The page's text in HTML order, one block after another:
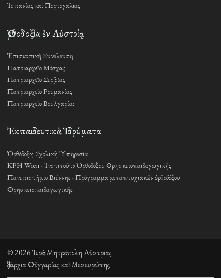
Ἱσπανίας καὶ Πορτογαλίας
Ὀρθοδοξία ἐν Αὐστρίᾳ
Ἐπισκοπικὴ Συνέλευση
Πατριαρχεῖο Μόσχας
Πατριαρχεῖο Σερβίας
Πατριαρχεῖο Ρουμανίας
Πατριαρχεῖο Βουλγαρίας
Ἐκπαιδευτικὰ Ἱδρύματα
Ὀρθόδοξη Σχολικὴ Ὑπηρεσία
KPH Wien - Ἰνστιτοῦτο Ὀρθοδόξου Θρησκειοπαιδαγωγικῆς
Πανεπιστήμιο Βιέννης - Πρόγραμμα μεταπτυχιακῶν ὀρθοδόξου
Θρησκειοπαιδαγωγικῆς
© 2026 Ἱερὰ Μητρόπολη Αὐστρίας
Ἐξαρχία Οὑγγαρίας καὶ Μεσευρώπης